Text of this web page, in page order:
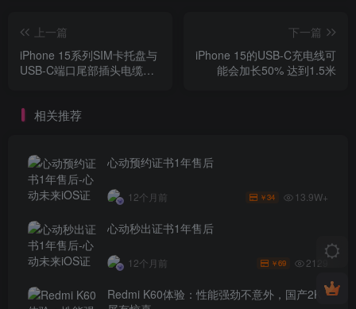
上一篇
iPhone 15系列SIM卡托盘与
USB-C端口尾部插头电缆集
下一篇
iPhone 15的USB-C充电线可
能会加长50% 达到1.5米
相关推荐
心动预约证书1年售后
12个月前 ￥34 13.9W+
心动秒出证书1年售后
12个月前 ￥69 2129
Redmi K60体验：性能强劲不意外，国产2K